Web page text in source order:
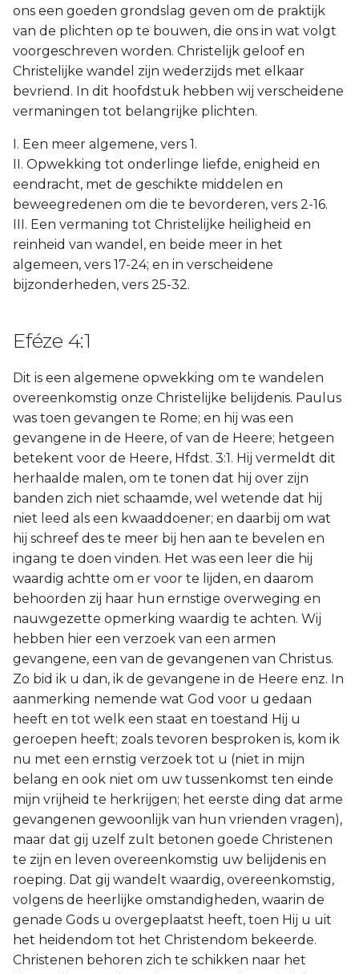
ons een goeden grondslag geven om de praktijk
van de plichten op te bouwen, die ons in wat volgt
voorgeschreven worden. Christelijk geloof en
Christelijke wandel zijn wederzijds met elkaar
bevriend. In dit hoofdstuk hebben wij verscheidene
vermaningen tot belangrijke plichten.
I. Een meer algemene, vers 1.
II. Opwekking tot onderlinge liefde, enigheid en
eendracht, met de geschikte middelen en
beweegredenen om die te bevorderen, vers 2-16.
III. Een vermaning tot Christelijke heiligheid en
reinheid van wandel, en beide meer in het
algemeen, vers 17-24; en in verscheidene
bijzonderheden, vers 25-32.
Eféze 4:1
Dit is een algemene opwekking om te wandelen
overeenkomstig onze Christelijke belijdenis. Paulus
was toen gevangen te Rome; en hij was een
gevangene in de Heere, of van de Heere; hetgeen
betekent voor de Heere, Hfdst. 3:1. Hij vermeldt dit
herhaalde malen, om te tonen dat hij over zijn
banden zich niet schaamde, wel wetende dat hij
niet leed als een kwaaddoener; en daarbij om wat
hij schreef des te meer bij hen aan te bevelen en
ingang te doen vinden. Het was een leer die hij
waardig achtte om er voor te lijden, en daarom
behoorden zij haar hun ernstige overweging en
nauwgezette opmerking waardig te achten. Wij
hebben hier een verzoek van een armen
gevangene, een van de gevangenen van Christus.
Zo bid ik u dan, ik de gevangene in de Heere enz. In
aanmerking nemende wat God voor u gedaan
heeft en tot welk een staat en toestand Hij u
geroepen heeft; zoals tevoren besproken is, kom ik
nu met een ernstig verzoek tot u (niet in mijn
belang en ook niet om uw tussenkomst ten einde
mijn vrijheid te herkrijgen; het eerste ding dat arme
gevangenen gewoonlijk van hun vrienden vragen),
maar dat gij uzelf zult betonen goede Christenen
te zijn en leven overeenkomstig uw belijdenis en
roeping. Dat gij wandelt waardig, overeenkomstig,
volgens de heerlijke omstandigheden, waarin de
genade Gods u overgeplaatst heeft, toen Hij u uit
het heidendom tot het Christendom bekeerde.
Christenen behoren zich te schikken naar het